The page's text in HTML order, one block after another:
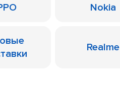
Nokia
Realme